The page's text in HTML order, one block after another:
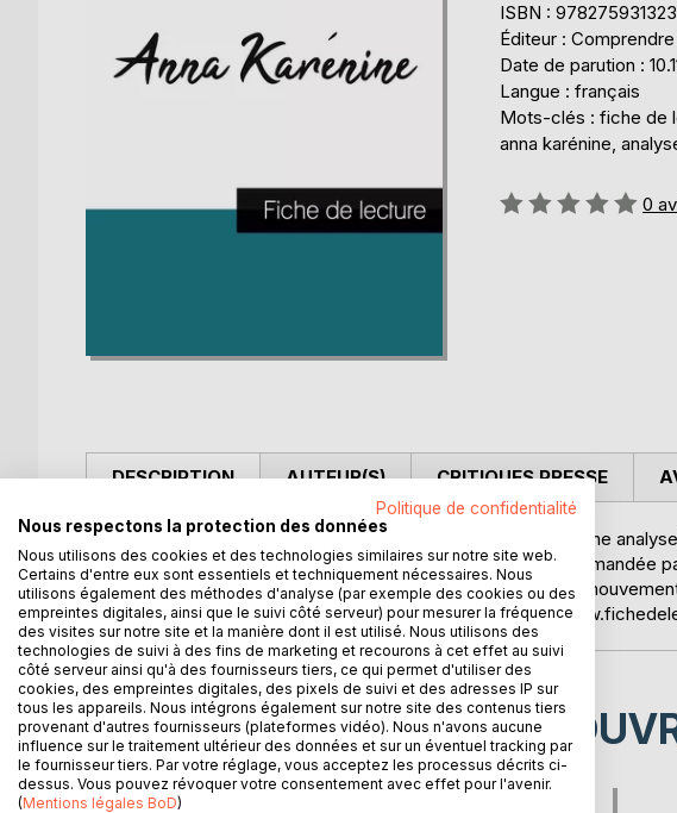
ISBN :
Éditeur :
Date de parution :
Langue : français
Mots-clés : fiche de
anna karénine,
Évaluation:
0
DESCRIPTION
Venez découvrir Anna Karénine de Léon Tolstoï grâce à une
spécialiste universitaire, cette fiche de lecture est recommandée
contient la biographie de l'écrivain, le résumé détaillé, le
et l'analyse complète. Retrouvez tous nos titres sur :
AUTEUR(S) CRITIQUES PRESSE
D’AUTRES TITRES À
Politique de confidentialité
Nous respectons la protection des données
Nous utilisons des cookies et des technologies similaires sur notre site web.
Certains d'entre eux sont essentiels et techniquement nécessaires. Nous
utilisons également des méthodes d'analyse (par exemple des cookies ou des
empreintes digitales, ainsi que le suivi côté serveur) pour mesurer la fréquence
des visites sur notre site et la manière dont il est utilisé. Nous utilisons des
technologies de suivi à des fins de marketing et recourons à cet effet au suivi
côté serveur ainsi qu'à des fournisseurs tiers, ce qui permet d'utiliser des
cookies, des empreintes digitales, des pixels de suivi et des adresses IP sur
tous les appareils. Nous intégrons également sur notre site des contenus tiers
provenant d'autres fournisseurs (plateformes vidéo). Nous n'avons aucune
influence sur le traitement ultérieur des données et sur un éventuel tracking par
le fournisseur tiers. Par votre réglage, vous acceptez les processus décrits ci-
dessus. Vous pouvez révoquer votre consentement avec effet pour l'avenir.
(Mentions légales BoD)